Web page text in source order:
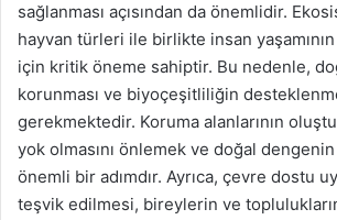
sağlanması açısından da önemlidir.
hayvan türleri ile birlikte insan
için kritik öneme sahiptir. Bu nedenle,
korunması ve biyoçeşitliliğin
gerekmektedir. Koruma alanlarının
yok olmasını önlemek ve doğal
önemli bir adımdır. Ayrıca, çevre dostu
teşvik edilmesi, bireylerin ve